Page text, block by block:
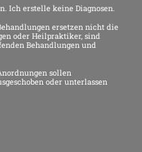
erstelle keine Diagnosen.
ersetzen nicht die
oder Heilpraktiker, sind
Behandlungen und
sollen
oder unterlassen